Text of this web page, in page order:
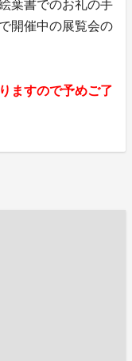
葉書でのお礼の手
開催中の展覧会の
ますので予めご了